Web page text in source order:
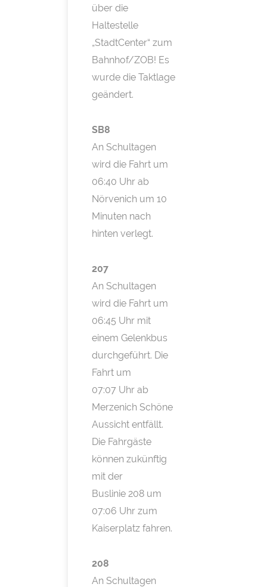
über die
Haltestelle
„StadtCenter“ zum
Bahnhof/ZOB! Es
wurde die Taktlage
geändert.
SB8
An Schultagen
wird die Fahrt um
06:40 Uhr ab
Nörvenich um 10
Minuten nach
hinten verlegt.
207
An Schultagen
wird die Fahrt um
06:45 Uhr mit
einem Gelenkbus
durchgeführt. Die
Fahrt um
07:07 Uhr ab
Merzenich Schöne
Aussicht entfällt.
Die Fahrgäste
können zukünftig
mit der
Buslinie 208 um
07:06 Uhr zum
Kaiserplatz fahren.
208
An Schultagen